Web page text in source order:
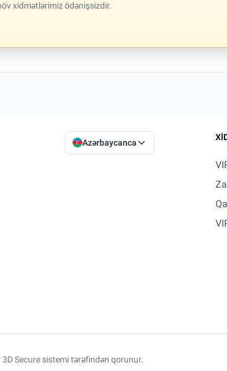
xidmətlərimiz ödənişsizdir.
Azərbaycanca
Secure sistemi tərəfindən qorunur.